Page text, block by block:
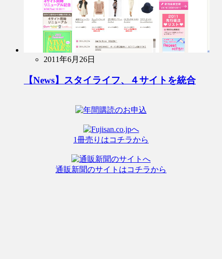
2011年6月26日
【News】スタイライフ、４サイトを統合
1冊売りはコチラから
通販新聞のサイトはコチラから